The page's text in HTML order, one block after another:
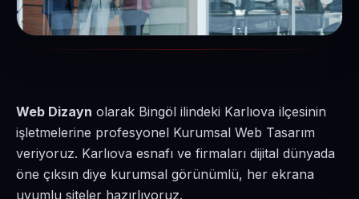
Web Dizayn olarak Bingöl ilindeki Karlıova ilçesinin
işletmelerine profesyonel Kurumsal Web Tasarım
veriyoruz. Karlıova esnafı ve firmaları dijital dünyada
öne çıksın diye kurumsal görünümlü, her ekrana
uyumlu siteler hazırlıyoruz.